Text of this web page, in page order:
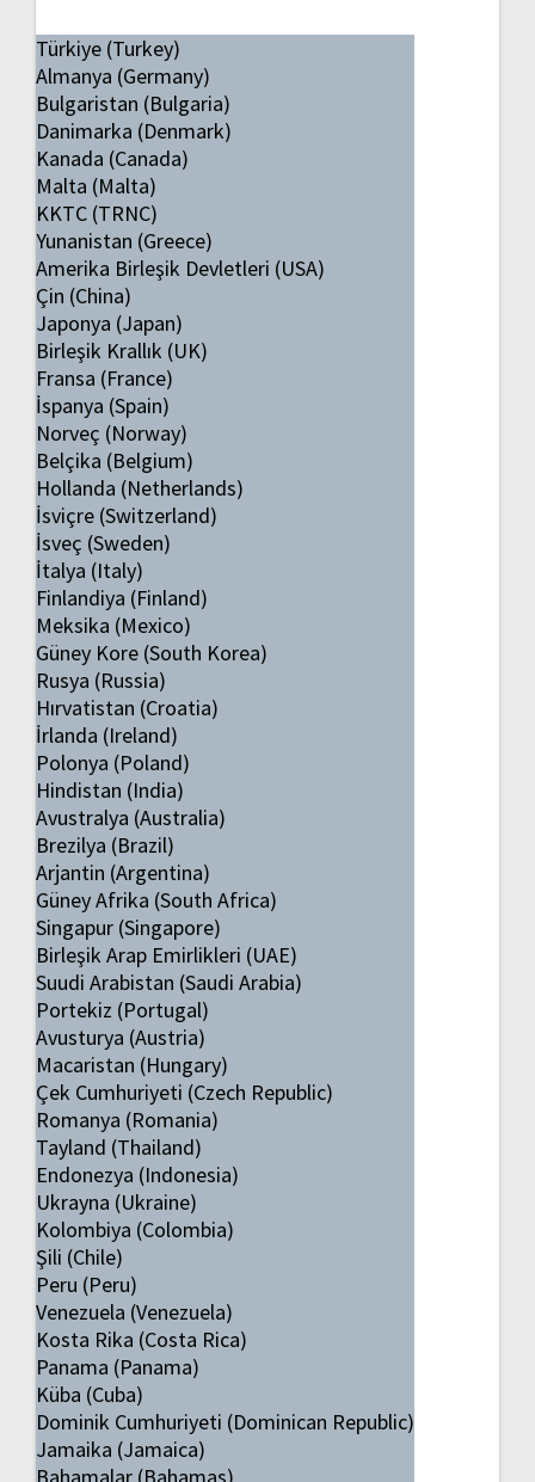
Türkiye (Turkey)
Almanya (Germany)
Bulgaristan (Bulgaria)
Danimarka (Denmark)
Kanada (Canada)
Malta (Malta)
KKTC (TRNC)
Yunanistan (Greece)
Amerika Birleşik Devletleri (USA)
Çin (China)
Japonya (Japan)
Birleşik Krallık (UK)
Fransa (France)
İspanya (Spain)
Norveç (Norway)
Belçika (Belgium)
Hollanda (Netherlands)
İsviçre (Switzerland)
İsveç (Sweden)
İtalya (Italy)
Finlandiya (Finland)
Meksika (Mexico)
Güney Kore (South Korea)
Rusya (Russia)
Hırvatistan (Croatia)
İrlanda (Ireland)
Polonya (Poland)
Hindistan (India)
Avustralya (Australia)
Brezilya (Brazil)
Arjantin (Argentina)
Güney Afrika (South Africa)
Singapur (Singapore)
Birleşik Arap Emirlikleri (UAE)
Suudi Arabistan (Saudi Arabia)
Portekiz (Portugal)
Avusturya (Austria)
Macaristan (Hungary)
Çek Cumhuriyeti (Czech Republic)
Romanya (Romania)
Tayland (Thailand)
Endonezya (Indonesia)
Ukrayna (Ukraine)
Kolombiya (Colombia)
Şili (Chile)
Peru (Peru)
Venezuela (Venezuela)
Kosta Rika (Costa Rica)
Panama (Panama)
Küba (Cuba)
Dominik Cumhuriyeti (Dominican Republic)
Jamaika (Jamaica)
Bahamalar (Bahamas)